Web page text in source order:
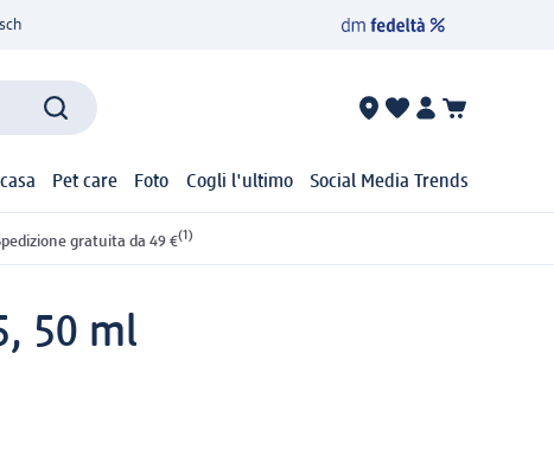
Pet care Foto Cogli l'ultimo Social Media Trends
gratuita da 49 €(1)
50 ml